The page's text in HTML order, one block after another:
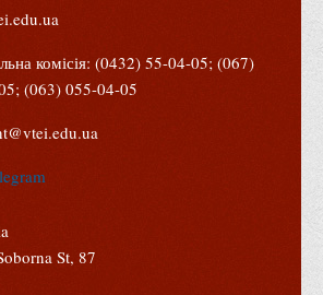
технології"
"Ресторанні технології"
"Германські мови та літератури
перша – англійська"
управління та
технології у